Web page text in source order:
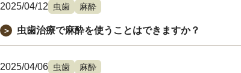
2025/04/12 虫歯 麻酔
＞ 虫歯治療で麻酔を使うことはできますか？
2025/04/06 虫歯 麻酔